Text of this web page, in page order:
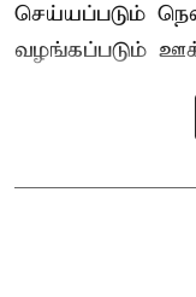
செய்யப்படும்
வழங்கப்படும்